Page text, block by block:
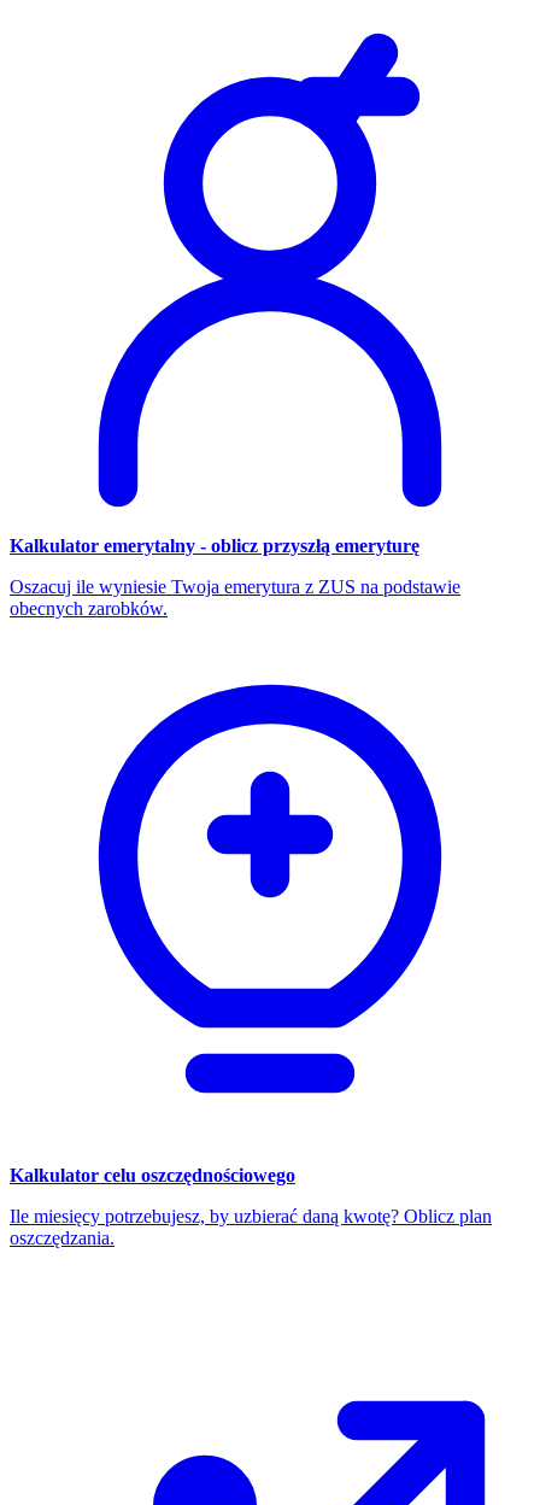
Kalkulator emerytalny - oblicz przyszłą emeryturę
Oszacuj ile wyniesie Twoja emerytura z ZUS na podstawie
obecnych zarobków.
Kalkulator celu oszczędnościowego
Ile miesięcy potrzebujesz, by uzbierać daną kwotę? Oblicz plan
oszczędzania.